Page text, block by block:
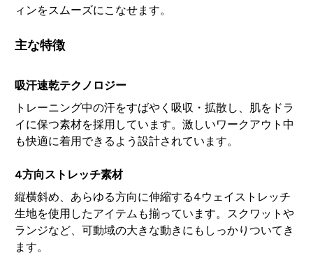
ィンをスムーズにこなせます。
主な特徴
吸汗速乾テクノロジー
トレーニング中の汗をすばやく吸収・拡散し、肌をドラ
イに保つ素材を採用しています。激しいワークアウト中
も快適に着用できるよう設計されています。
4方向ストレッチ素材
縦横斜め、あらゆる方向に伸縮する4ウェイストレッチ
生地を使用したアイテムも揃っています。スクワットや
ランジなど、可動域の大きな動きにもしっかりついてき
ます。